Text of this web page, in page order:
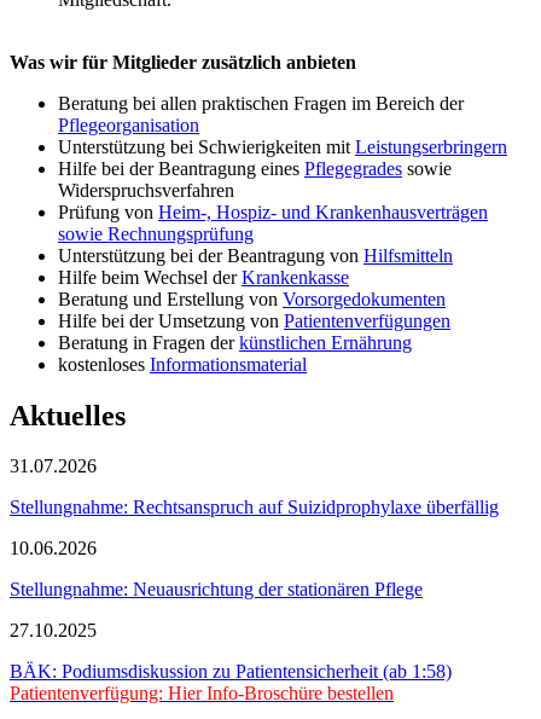
Was wir für Mitglieder zusätzlich anbieten
Beratung bei allen praktischen Fragen im Bereich der
Pflegeorganisation
Unterstützung bei Schwierigkeiten mit Leistungserbringern
Hilfe bei der Beantragung eines Pflegegrades sowie
Widerspruchsverfahren
Prüfung von Heim-, Hospiz- und Krankenhausverträgen
sowie Rechnungsprüfung
Unterstützung bei der Beantragung von Hilfsmitteln
Hilfe beim Wechsel derKrankenkasse
Beratung und Erstellung von Vorsorgedokumenten
Hilfe bei der Umsetzung von Patientenverfügungen
Beratung in Fragen derkünstlichen Ernährung
kostenloses Informationsmaterial
Aktuelles
31.07.2026
Stellungnahme: Rechtsanspruch auf Suizidprophylaxe überfällig
10.06.2026
Stellungnahme: Neuausrichtung der stationären Pflege
27.10.2025
BÄK: Podiumsdiskussion zu Patientensicherheit (ab 1:58)
Patientenverfügung: Hier Info-Broschüre bestellen